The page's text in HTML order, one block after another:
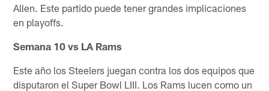
Allen. Este partido puede tener grandes implicaciones
en playoffs.
Semana 10 vs LA Rams
Este año los Steelers juegan contra los dos equipos que
disputaron el Super Bowl LIII. Los Rams lucen como un